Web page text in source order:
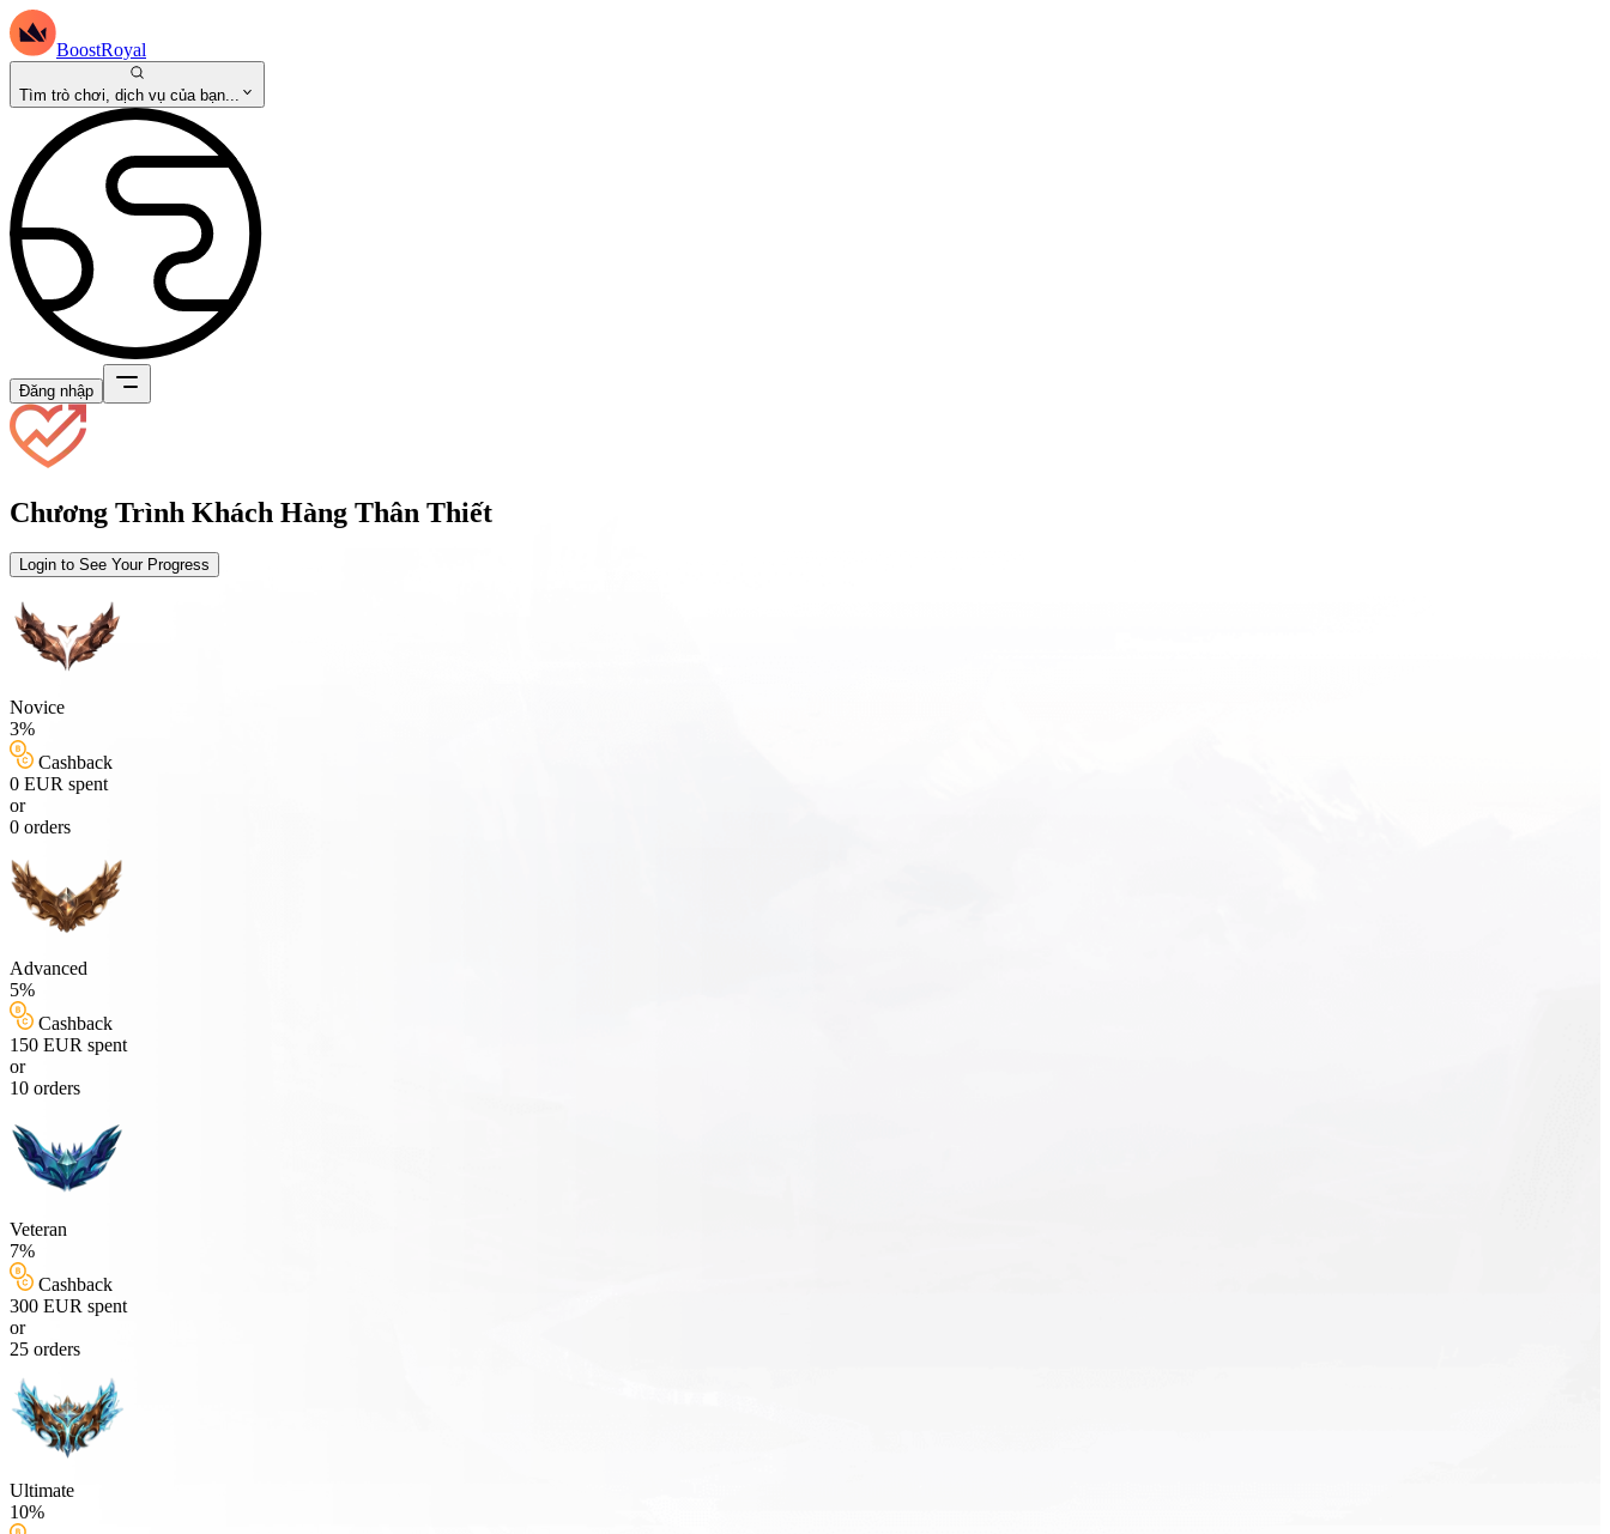
BoostRoyal
Tìm trò chơi, dịch vụ của bạn...
Đăng nhập
Chương Trình Khách Hàng Thân Thiết
Login to See Your Progress
Novice
3%
Cashback
0 EUR spent
or
0 orders
Advanced
5%
Cashback
150 EUR spent
or
10 orders
Veteran
7%
Cashback
300 EUR spent
or
25 orders
Ultimate
10%